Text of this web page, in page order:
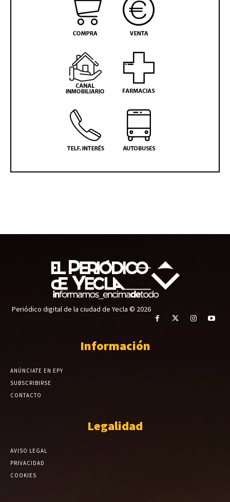
Periódico digital de la ciudad de Yecla © 2026
Información
ANÚNCIATE EN EPY
SUBSCRIBIRSE
CONTACTO
Legalidad
AVISO LEGAL
PRIVACIDAD
COOKIES